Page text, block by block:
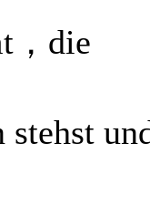
，die
stehst